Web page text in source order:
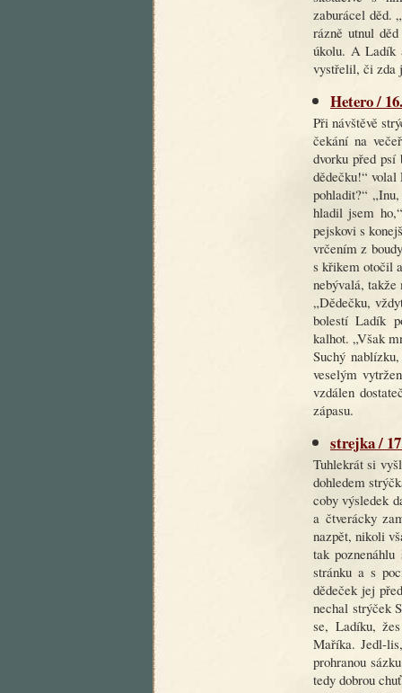
zaburácel děd.
rázně utnul
úkolu. A Ladík
vystřelil, či zda
Hetero /
Při návštěvě
čekání na
dvorku před psí
dědečku!“
pohladit?“
hladil jsem
pejskovi s
vrčením z
s křikem otočil
nebývalá, takže
„Dědečku,
bolestí Ladík
kalhot. „Však
Suchý
veselým
vzdálen
zápasu.
strejka /
Tuhlekrát si
dohledem
coby výsledek
a čtverácky
nazpět, nikoli
tak
stránku a s
dědeček jej
nechal strýček
se, Ladíku,
Maříka. Jedl-
prohranou
tedy dobrou